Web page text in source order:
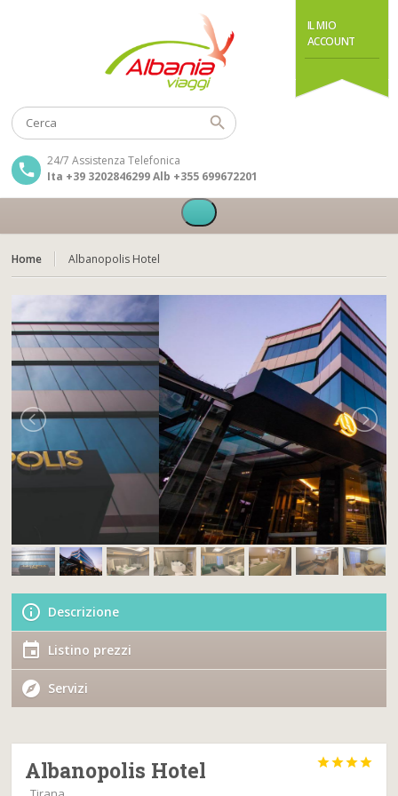
IL MIO
ACCOUNT
24/7 Assistenza Telefonica
Ita +39 3202846299 Alb +355 699672201
Home Albanopolis Hotel
Descrizione
Listino prezzi
Servizi
Albanopolis Hotel 